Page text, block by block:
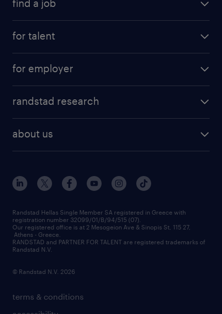
find a job
for talent
professions
for employer
assessment centers
redeployment
workforce insights
contact us
randstad research
about us
our offices
press releases
financial data
contact us
terms & conditions
Randstad Hellas Single Member SA registered in Greece with
registration number 32099/01/B/94/515 (07).
Our registered office is at 2 Mesogeion Ave & Sinopis St, 115 27,
Athens - Greece.
RANDSTAD and PARTNER FOR TALENT are registered trademarks of
Randstad N.V.
© Randstad N.V. 2026